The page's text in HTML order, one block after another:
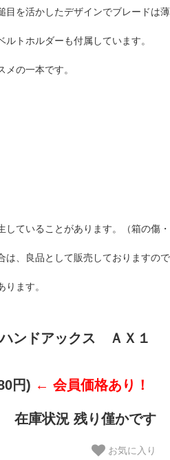
目を活かしたデザインでブレードは薄
トホルダーも付属しています。
の一本です。
していることがあります。（箱の傷・
、良品として販売しておりますので
ます。
ンドアックス ＡＸ１
円) ← 会員価格あり！
在庫状況 残り僅かです
お気に入り